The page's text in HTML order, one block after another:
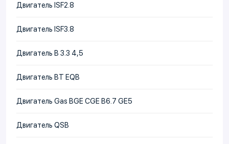
Двигатель ISF2.8
Двигатель ISF3.8
Двигатель В 3.3 4,5
Двигатель BT EQB
Двигатель Gas BGE CGE B6.7 GE5
Двигатель QSB